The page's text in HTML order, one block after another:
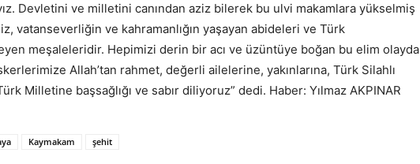
Devletini ve milletini canından aziz bilerek bu ulvi makamlara yükselmiş
vatanseverliğin ve kahramanlığın yaşayan abideleri ve Türk
meşaleleridir. Hepimizi derin bir acı ve üzüntüye boğan bu elim olayda
Allah’tan rahmet, değerli ailelerine, yakınlarına, Türk Silahlı
Milletine başsağlığı ve sabır diliyoruz” dedi. Haber: Yılmaz AKPINAR
Kaymakam şehit